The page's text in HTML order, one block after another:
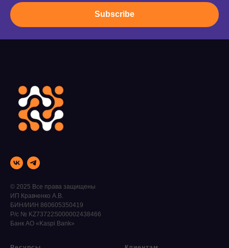
Subscribe
© 2025 Все права защищены
ИП Кравченко А.В.
БИН/ИИН 860605350419
Р/с № KZ73722S000002438466
Банк АО «Kaspi Bank»